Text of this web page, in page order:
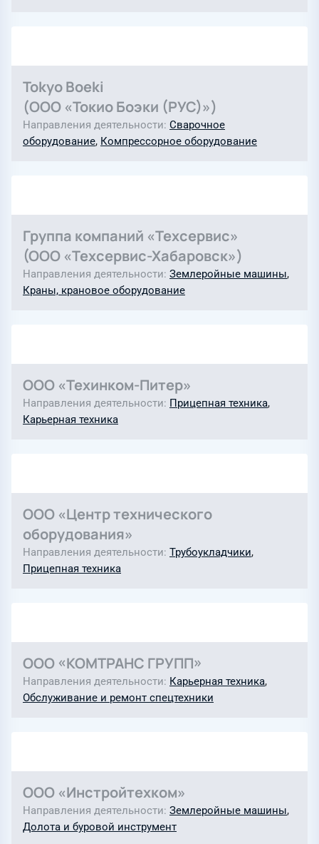
Tokyo Boeki
(ООО «Токио Боэки (РУС)»)
Направления деятельности Сварочное
оборудование, Компрессорное оборудование
Группа компаний «Техсервис»
(ООО «Техсервис-Хабаровск»)
Направления деятельности Землеройные машины,
Краны, крановое оборудование
ООО «Техинком-Питер»
Направления деятельности Прицепная техника,
Карьерная техника
ООО «Центр технического
оборудования»
Направления деятельности Трубоукладчики,
Прицепная техника
ООО «КОМТРАНС ГРУПП»
Направления деятельности Карьерная техника,
Обслуживание и ремонт спецтехники
ООО «Инстройтехком»
Направления деятельности Землеройные машины,
Долота и буровой инструмент